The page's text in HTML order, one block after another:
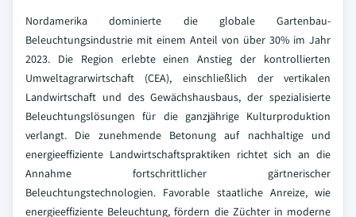
Nordamerika dominierte die globale Gartenbau-
Beleuchtungsindustrie mit einem Anteil von über 30% im Jahr
2023. Die Region erlebte einen Anstieg der kontrollierten
Umweltagrarwirtschaft (CEA), einschließlich der vertikalen
Landwirtschaft und des Gewächshausbaus, der spezialisierte
Beleuchtungslösungen für die ganzjährige Kulturproduktion
verlangt. Die zunehmende Betonung auf nachhaltige und
energieeffiziente Landwirtschaftspraktiken richtet sich an die
Annahme fortschrittlicher gärtnerischer
Beleuchtungstechnologien. Favorable staatliche Anreize, wie
energieeffiziente Beleuchtung, fördern die Züchter in moderne